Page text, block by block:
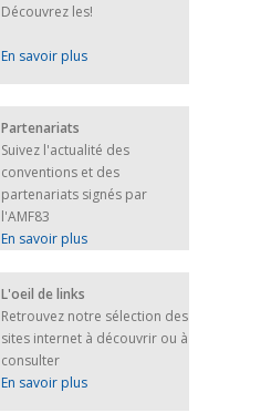
Découvrez les!
En savoir plus
Partenariats
Suivez l'actualité des
conventions et des
partenariats signés par
l'AMF83
En savoir plus
L'oeil de links
Retrouvez notre sélection des
sites internet à découvrir ou à
consulter
En savoir plus